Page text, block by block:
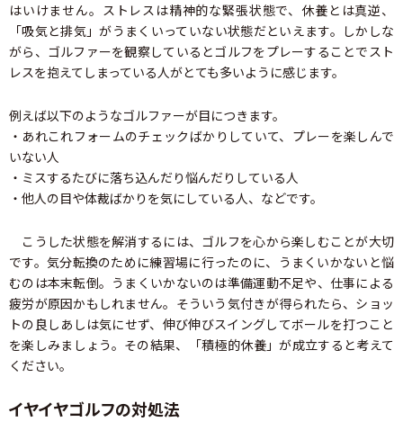
はいけません。ストレスは精神的な緊張状態で、休養とは真逆、
「吸気と排気」がうまくいっていない状態だといえます。しかしな
がら、ゴルファーを観察しているとゴルフをプレーすることでスト
レスを抱えてしまっている人がとても多いように感じます。
例えば以下のようなゴルファーが目につきます。
・あれこれフォームのチェックばかりしていて、プレーを楽しんで
いない人
・ミスするたびに落ち込んだり悩んだりしている人
・他人の目や体裁ばかりを気にしている人、などです。
こうした状態を解消するには、ゴルフを心から楽しむことが大切
です。気分転換のために練習場に行ったのに、うまくいかないと悩
むのは本末転倒。うまくいかないのは準備運動不足や、仕事による
疲労が原因かもしれません。そういう気付きが得られたら、ショッ
トの良しあしは気にせず、伸び伸びスイングしてボールを打つこと
を楽しみましょう。その結果、「積極的休養」が成立すると考えて
ください。
イヤイヤゴルフの対処法